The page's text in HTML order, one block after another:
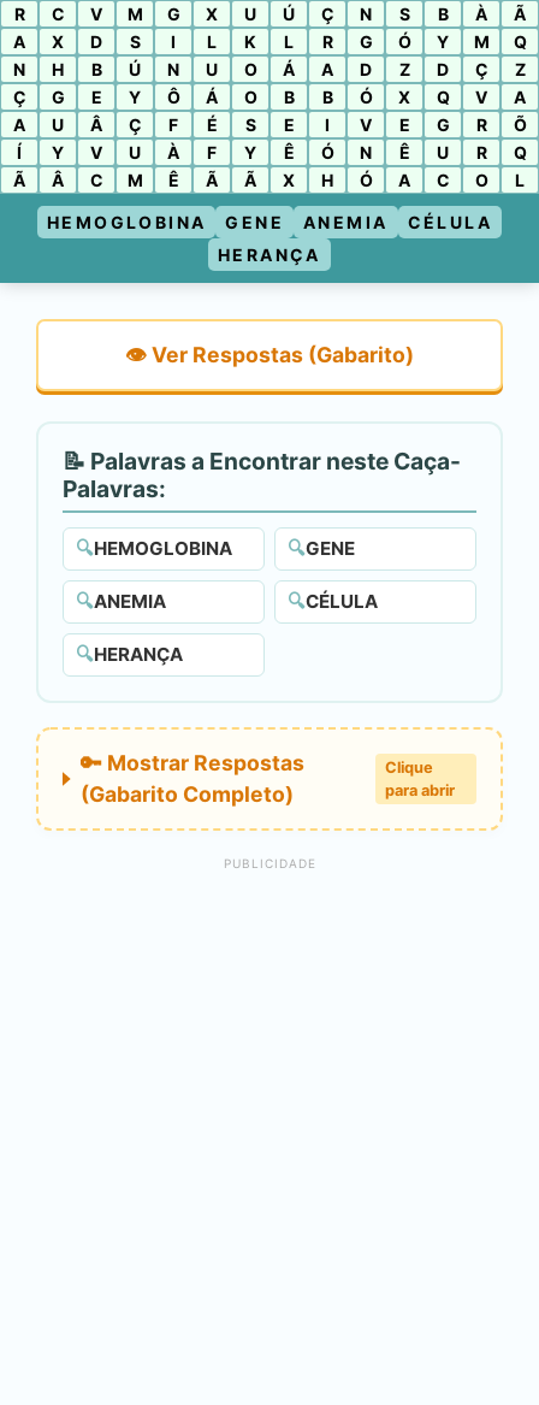
R
C V M G X U Ú Ç N S B À
Ã
A
X D S I L K L R G Ó Y M
Q
N
H B Ú N U O Á A D Z D Ç
Z
Ç
G E Y Ô Á O B B Ó X Q V
A
A
U Â Ç F É S E I V E G R
Õ
Í
Y V U À F Y Ê Ó N Ê U R
Q
Ã
Â C M Ê Ã Ã X H Ó A C O L
HEMOGLOBINA GENE ANEMIA
CÉLULA
HERANÇA
👁️ Ver Respostas (Gabarito)
📝 Palavras a Encontrar neste Caça-
Palavras:
🔍HEMOGLOBINA 🔍GENE
🔍ANEMIA 🔍CÉLULA
🔍HERANÇA
🔑 Mostrar Respostas
(Gabarito Completo)
Clique
para abrir
PUBLICIDADE